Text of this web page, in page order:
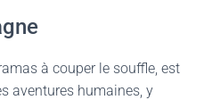
à couper le souffle, est
aventures humaines, y